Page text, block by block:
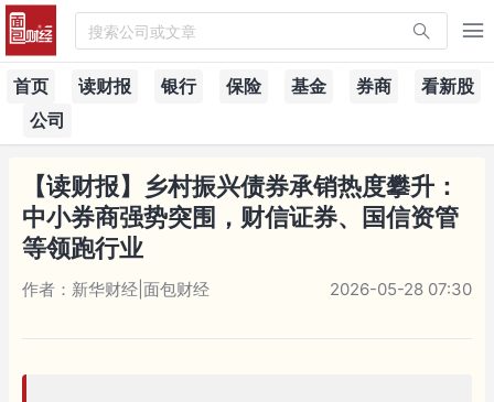
搜索公司或文章
首页 读财报 银行 保险 基金 券商
看新股
公司
【读财报】乡村振兴债券承销热度攀升：
中小券商强势突围，财信证券、国信资管
等领跑行业
作者：新华财经|面包财经 2026-05-28 07:30